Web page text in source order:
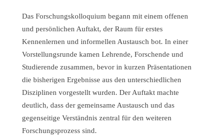
Das Forschungskolloquium begann mit einem offenen
und persönlichen Auftakt, der Raum für erstes
Kennenlernen und informellen Austausch bot. In einer
Vorstellungsrunde kamen Lehrende, Forschende und
Studierende zusammen, bevor in kurzen Präsentationen
die bisherigen Ergebnisse aus den unterschiedlichen
Disziplinen vorgestellt wurden. Der Auftakt machte
deutlich, dass der gemeinsame Austausch und das
gegenseitige Verständnis zentral für den weiteren
Forschungsprozess sind.